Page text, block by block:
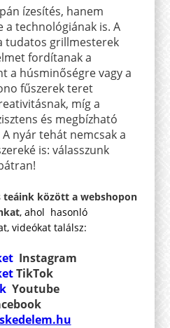
ízesítés, hanem
a technológiának is. A
tudatos grillmesterek
fordítanak a
a húsminőségre vagy a
fűszerek teret
míg a
és megbízható
nyár tehát nemcsak a
is: válasszunk
teáink között a webshopon
, ahol hasonló
videókat találsz:
Instagram
TikTok
Youtube